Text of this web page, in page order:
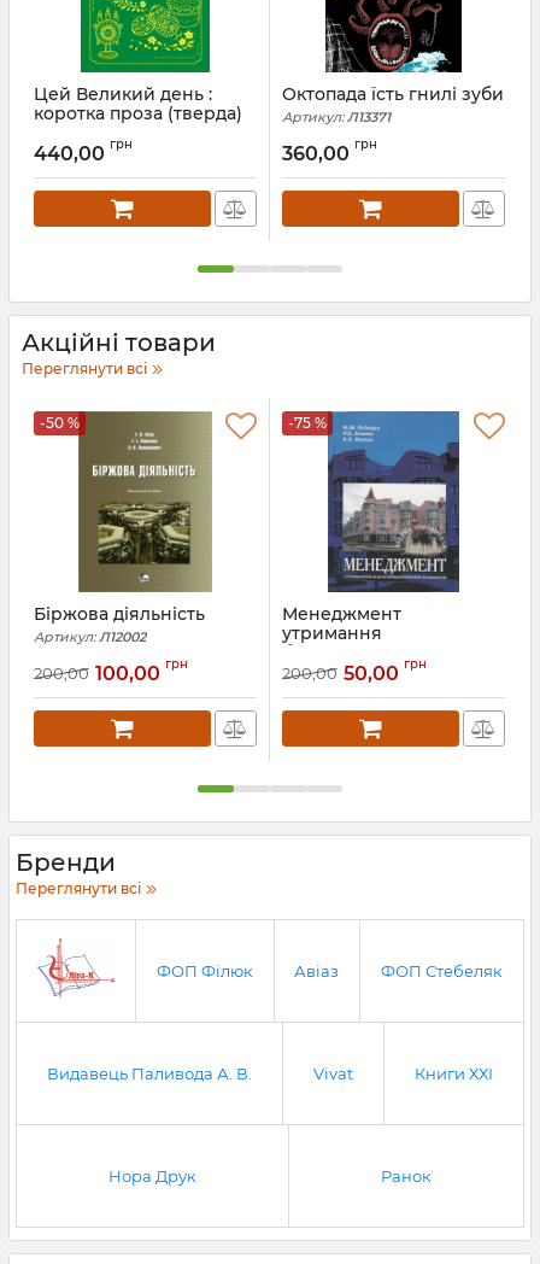
Цей Великий день :
коротка проза (тверда)
440,00 грн
Октопада їсть гнилі зуби
Артикул: Л13371
360,00 грн
Акційні товари
Переглянути всі
-50 %
Біржова діяльність
Артикул: Л12002
200,00 100,00 грн
-75 %
Менеджмент
утримання
багатоквартирних
будинків (Абетка
Артикул: Л12014
200,00 50,00 грн
Бренди
Переглянути всі
ФОП Філюк Авіаз ФОП Стебеляк
Видавець Паливода А. В. Vivat Книги ХХІ
Нора Друк Ранок